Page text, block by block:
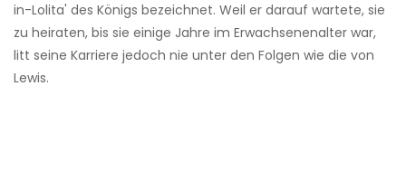
in-Lolita' des Königs bezeichnet. Weil er darauf wartete, sie
zu heiraten, bis sie einige Jahre im Erwachsenenalter war,
litt seine Karriere jedoch nie unter den Folgen wie die von
Lewis.